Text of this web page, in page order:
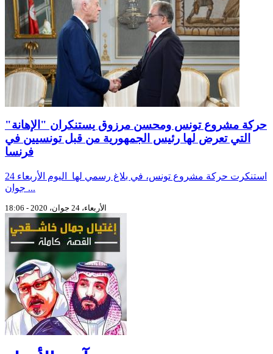
حركة مشروع تونس ومحسن مرزوق يستنكران "الإهانة"
التي تعرض لها رئيس الجمهورية من قبل تونسيين في
فرنسا
استنكرت حركة مشروع تونس، في بلاغ رسمي لها اليوم الأربعاء 24
جوان ...
الأربعاء، 24 جوان، 2020 - 18:06